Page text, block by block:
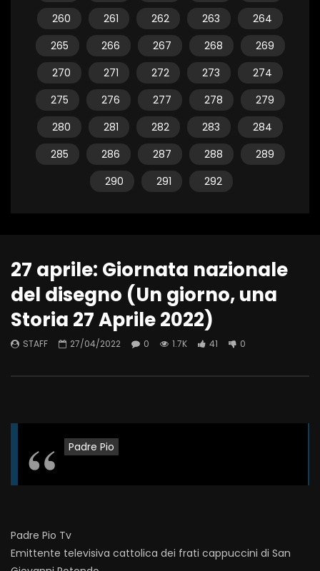
260
261 262 263
264
265
266 267 268
269
270
271 272 273
274
275
276 277 278
279
280
281 282 283
284
285
286 287 288
289
290
291 292
27 aprile: Giornata nazionale
del disegno (Un giorno, una
Storia 27 Aprile 2022)
STAFF 27/04/2022 0 1.7K 41 0
Padre Pio
Padre Pio Tv
Emittente televisiva cattolica dei frati cappuccini di San